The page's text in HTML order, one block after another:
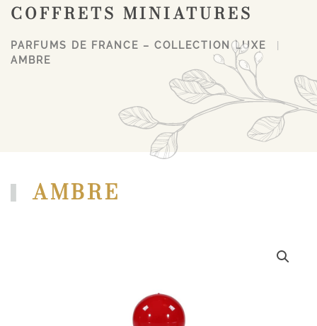
COFFRETS MINIATURES
PARFUMS DE FRANCE – COLLECTION LUXE
AMBRE
AMBRE